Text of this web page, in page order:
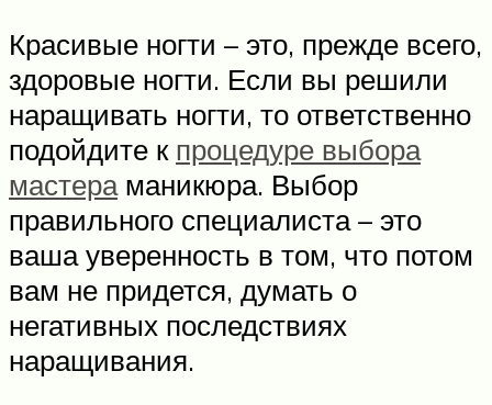
Красивые ногти – это, прежде всего,
здоровые ногти. Если вы решили
наращивать ногти, то ответственно
подойдите к процедуре выбора
мастераманикюра. Выбор
правильного специалиста – это
ваша уверенность в том, что потом
вам не придется, думать о
негативных последствиях
наращивания.